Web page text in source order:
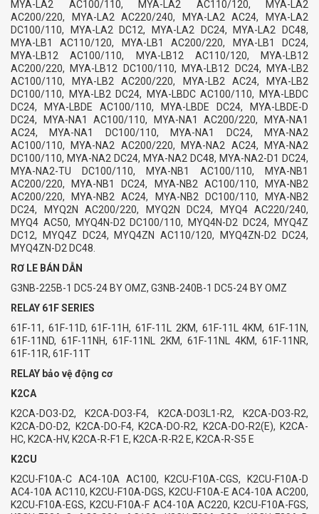
RƠ LE BÁN DẪN
G3NB-225B-1 DC5-24 BY OMZ, G3NB-240B-1 DC5-24 BY OMZ
RELAY 61F SERIES
61F-11, 61F-11D, 61F-11H, 61F-11L 2KM, 61F-11L 4KM, 61F-11N,
61F-11ND, 61F-11NH, 61F-11NL 2KM, 61F-11NL 4KM, 61F-11NR,
61F-11R, 61F-11T
RELAY bảo vệ động cơ
K2CA
K2CA-DO3-D2, K2CA-DO3-F4, K2CA-DO3L1-R2, K2CA-DO3-R2,
K2CA-DO-D2, K2CA-DO-F4, K2CA-DO-R2, K2CA-DO-R2(E), K2CA-
HC, K2CA-HV, K2CA-R-F1 E, K2CA-R-R2 E, K2CA-R-S5 E
K2CU
K2CU-F10A-C AC4-10A AC100, K2CU-F10A-CGS, K2CU-F10A-D
AC4-10A AC110, K2CU-F10A-DGS, K2CU-F10A-E AC4-10A AC200,
K2CU-F10A-EGS, K2CU-F10A-F AC4-10A AC220, K2CU-F10A-FGS,